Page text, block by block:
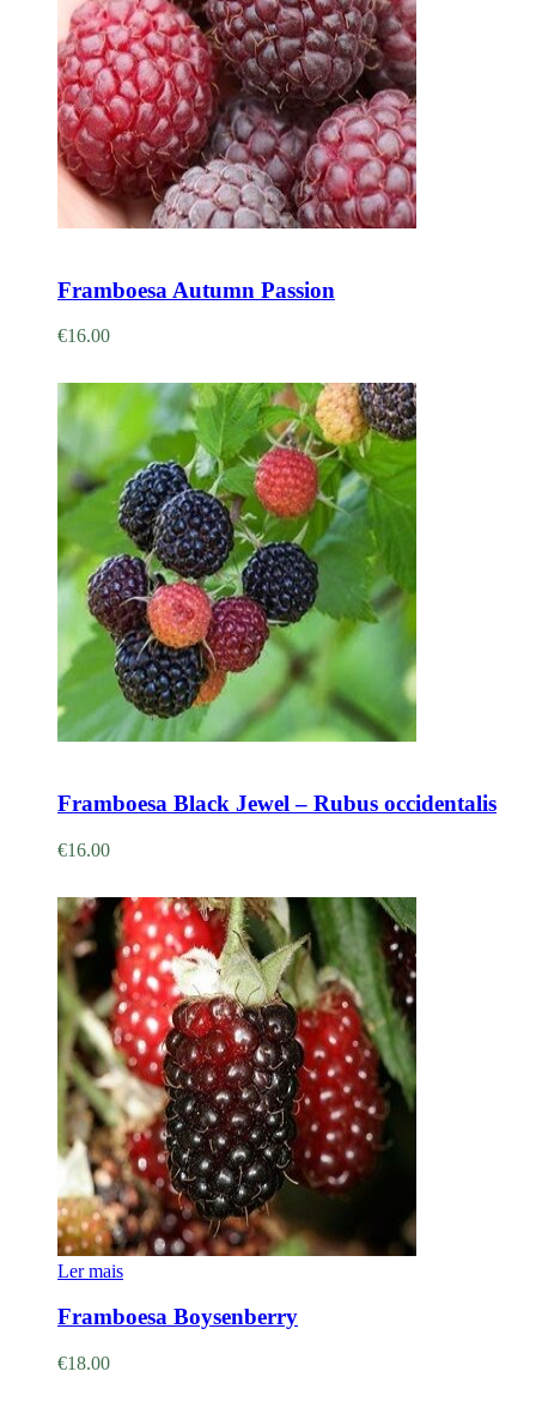
Framboesa Autumn Passion
€16.00
Framboesa Black Jewel – Rubus occidentalis
€16.00
Ler mais
Framboesa Boysenberry
€18.00